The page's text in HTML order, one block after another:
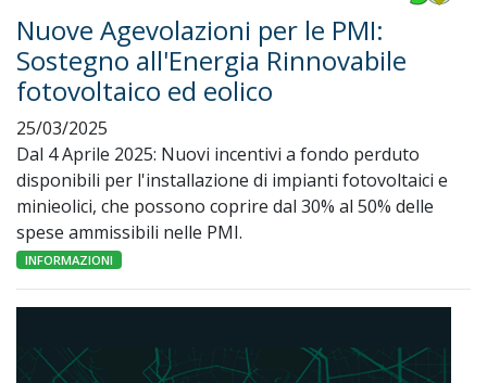
Nuove Agevolazioni per le PMI:
Sostegno all'Energia Rinnovabile
fotovoltaico ed eolico
25/03/2025
Dal 4 Aprile 2025: Nuovi incentivi a fondo perduto
disponibili per l'installazione di impianti fotovoltaici e
minieolici, che possono coprire dal 30% al 50% delle
spese ammissibili nelle PMI.
INFORMAZIONI